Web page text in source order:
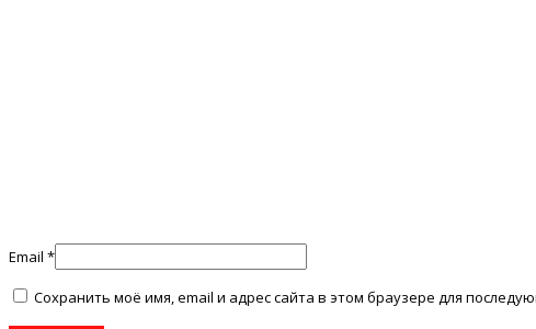
Email *
Сохранить моё имя, email и адрес сайта в этом браузере для